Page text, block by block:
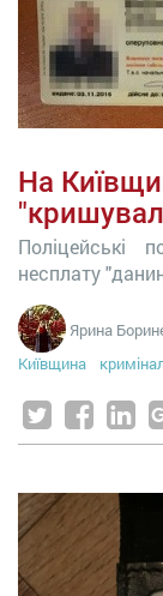
На
Поліцейські
несплату
Ярина
Київщина